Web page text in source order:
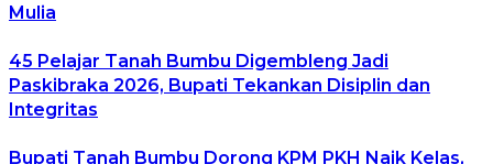
Mulia
45 Pelajar Tanah Bumbu Digembleng Jadi
Paskibraka 2026, Bupati Tekankan Disiplin dan
Integritas
Bupati Tanah Bumbu Dorong KPM PKH Naik Kelas,